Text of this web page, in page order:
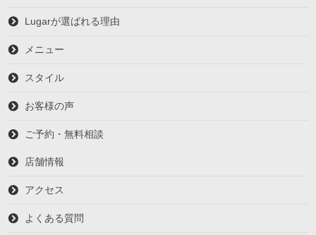
Lugarが選ばれる理由
メニュー
スタイル
お客様の声
ご予約・無料相談
店舗情報
アクセス
よくある質問